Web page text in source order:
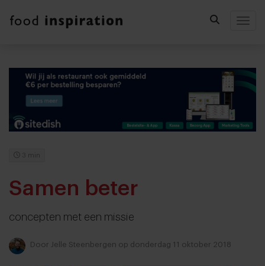
3 min
Samen beter
concepten met een missie
Door Jelle Steenbergen op donderdag 11 oktober 2018